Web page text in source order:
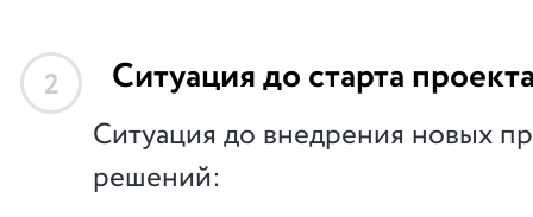
2 Ситуация до старта
Ситуация до внедрения новых
решений: